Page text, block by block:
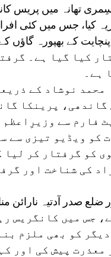
سِمری تھانہ میں پریس
کیا، جس میں کئی
پنچایت کے بھپورہ گاؤں
رضوی عرف راجہ (22) کو گرفتار
ہے۔
نوشاد کے
پرینکا
فارم سے وزیرِاعظم
کو ویڈیو تیزی سے
کو گرفتار کر لیا
کی شناخت اور
ضلع صدر آدتیہ
آر 25/243 درج کی گئی ہے، جس
کو بھی ملزم
پیش کی اور